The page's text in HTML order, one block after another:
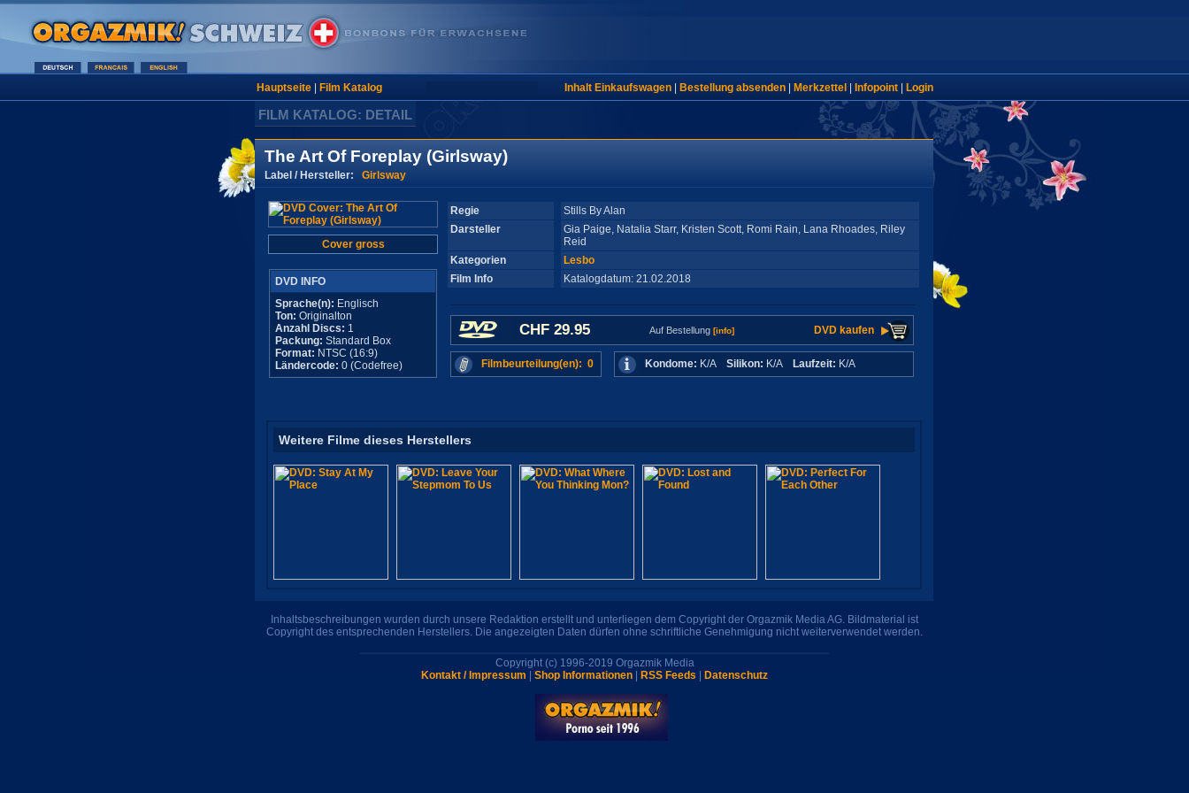
Hauptseite| Film Katalog Inhalt Einkaufswagen| Bestellung absenden| Merkzettel Infopoint| Login
FILM KATALOG: DETAIL
The Art Of Foreplay (Girlsway)
Label / Hersteller: Girlsway
Cover gross
DVD INFO
Sprache(n): Englisch
Ton: Originalton
Anzahl Discs: 1
Packung: Standard Box
Format: NTSC (16:9)
Ländercode: 0 (Codefree)
Regie
Stills By Alan
Darsteller
Gia Paige, Natalia Starr, Kristen Scott, Romi Rain, Lana Rhoades, Riley
Reid
Kategorien
Lesbo
Film Info
Katalogdatum: 21.02.2018
CHF 29.95 Auf Bestellung [info] DVD kaufen
Filmbeurteilung(en): 0 Kondome: K/A Silikon: K/A Laufzeit: K/A
Weitere Filme dieses Herstellers
Inhaltsbeschreibungen wurden durch unsere Redaktion erstellt und unterliegen dem Copyright der Orgazmik Media AG. Bildmaterial ist
Copyright des entsprechenden Herstellers. Die angezeigten Daten dürfen ohne schriftliche Genehmigung nicht weiterverwendet werden.
Copyright (c) 1996-2019 Orgazmik Media
Kontakt / Impressum
Shop Informationen RSS Feeds Datenschutz